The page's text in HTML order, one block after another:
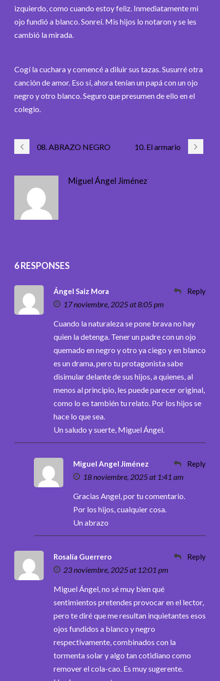
izquierdo, como cuando estoy feliz. Inmediatamente mi
ojo fundió a blanco. Sonreí. Mis hijos lo notaron y se les
cambió la mirada.
Cogí la cuchara y comencé a diluir sus tazas. Susurré otra
canción de amor. Eso sí, ahora tenían un papá con un ojo
negro y otro blanco. Seguro que presumen de ello en el
colegio.
08. ABRAZO NEGRO 10. El armario
Miguel Ángel Jiménez
6 RESPONSES
Ángel Saiz Mora
17 noviembre, 2025 at 8:05 pm
Reply
Cuando la naturaleza se pone brava no hay
quien la detenga. Tener un padre con un ojo
quemado en negro y otro ya ciego y en blanco
es un drama, pero tu protagonista sabe
disimular delante de sus hijos, a quienes, al
menos al principio, les puede parecer original,
como lo es también tu relato. Por los hijos se
hace lo que sea.
Un saludo y suerte, Miguel Ángel.
Miguel Angel Jiménez
18 noviembre, 2025 at 1:41 am
Reply
Gracias Angel, por tu comentario.
Por los hijos, cualquier cosa.
Un abrazo
Rosalía Guerrero
23 noviembre, 2025 at 12:01 pm
Reply
Miguel Ángel, no sé muy bien qué
sentimientos pretendes provocar en el lector,
pero te diré que me resultan inquietantes esos
ojos fundidos a blanco y negro
respectivamente, combinados con la
tormenta solar y algo tan cotidiano como
remover el cola-cao. Es muy sugerente.